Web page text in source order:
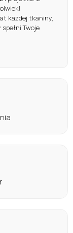
każdej tkaniny,
Twoje